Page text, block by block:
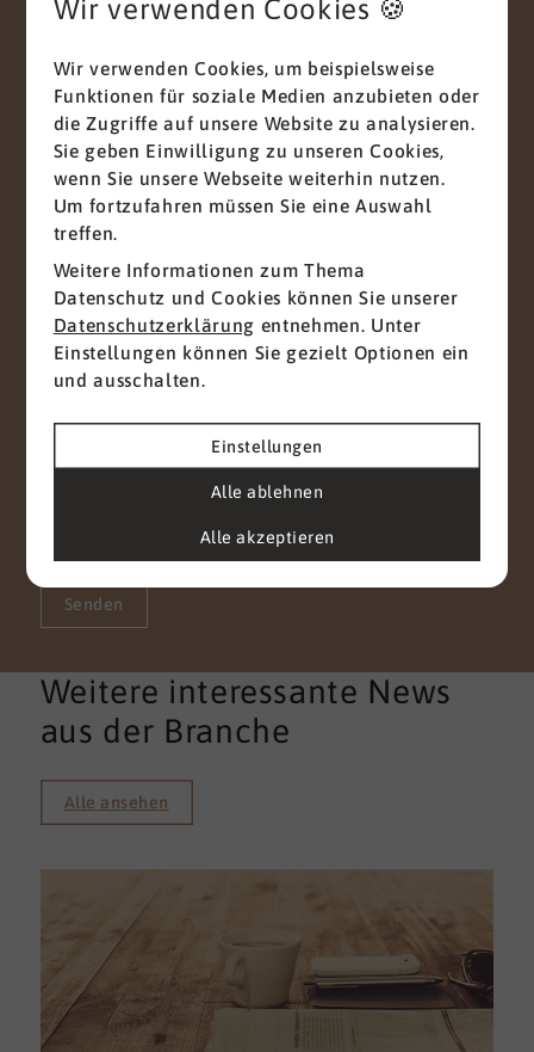
Mit diesem Haken bestätigen Sie, dass Sie die
Datenschutzerklärungzur Kenntnis genommen
haben.
Wir nehmen den Schutz Ihrer Daten ernst. Alle
Informationen, die Sie über dieses
persönlichen Daten nicht an Dritte
weitergegeben, verkauft oder anderweitig
Vielen Dank für Ihr Vertrauen.
Senden
Weitere interessante News
aus der Branche
Alle ansehen
Wir verwenden Cookies 🍪
Wir verwenden Cookies, um beispielsweise
Funktionen für soziale Medien anzubieten oder
die Zugriffe auf unsere Website zu analysieren.
Sie geben Einwilligung zu unseren Cookies,
wenn Sie unsere Webseite weiterhin nutzen.
Um fortzufahren müssen Sie eine Auswahl
treffen.
Weitere Informationen zum Thema
Datenschutz und Cookies können Sie unserer
Datenschutzerklärung entnehmen. Unter
Einstellungen können Sie gezielt Optionen ein
und ausschalten.
Einstellungen
Alle ablehnen
Alle akzeptieren